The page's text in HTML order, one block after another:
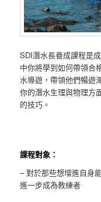
SDI潛水長養成課程是
中你將學到如何帶領合
水導遊，帶領他們暢遊
你的潛水生理與物理方
的技巧。
課程對象：
– 對於那些想增進自身
進一步成為教練者